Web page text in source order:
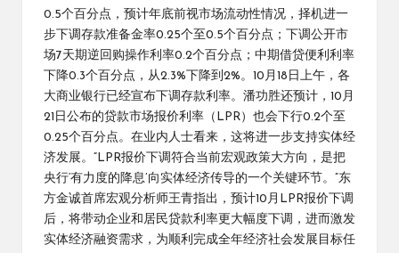
0.5个百分点，预计年底前视市场流动性情况，择机进一
步下调存款准备金率0.25个至0.5个百分点；下调公开市
场7天期逆回购操作利率0.2个百分点；中期借贷便利利率
下降0.3个百分点，从2.3%下降到2%。10月18日上午，各
大商业银行已经宣布下调存款利率。潘功胜还预计，10月
21日公布的贷款市场报价利率（LPR）也会下行0.2个至
0.25个百分点。在业内人士看来，这将进一步支持实体经
济发展。“LPR报价下调符合当前宏观政策大方向，是把
央行‘有力度的降息’向实体经济传导的一个关键环节。”东
方金诚首席宏观分析师王青指出，预计10月LPR报价下调
后，将带动企业和居民贷款利率更大幅度下调，进而激发
实体经济融资需求，为顺利完成全年经济社会发展目标任